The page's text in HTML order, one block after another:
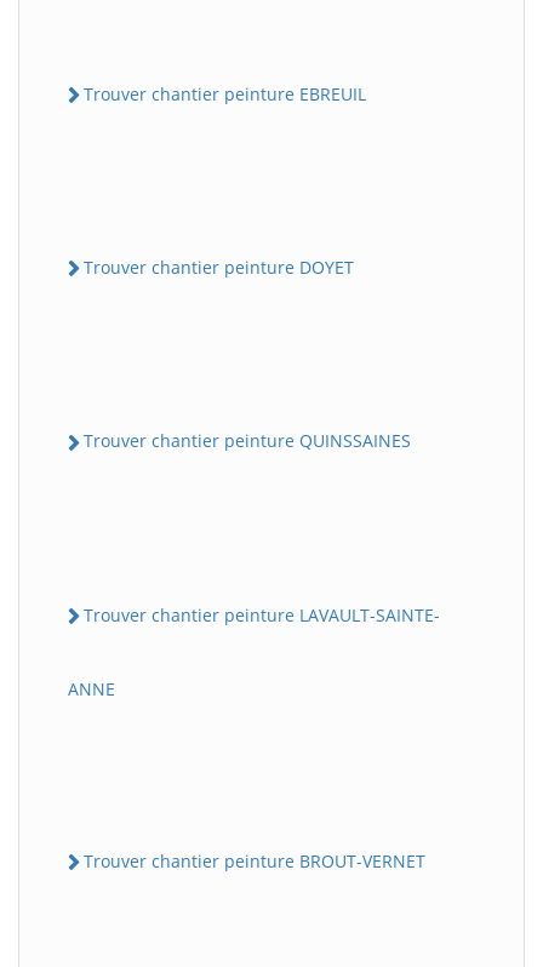
Trouver chantier peinture EBREUIL
Trouver chantier peinture DOYET
Trouver chantier peinture QUINSSAINES
Trouver chantier peinture LAVAULT-SAINTE-
ANNE
Trouver chantier peinture BROUT-VERNET